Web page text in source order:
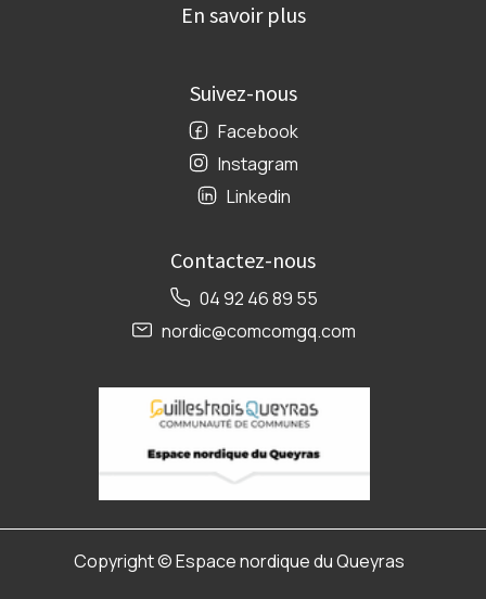
En savoir plus
Suivez-nous
Facebook
Instagram
Linkedin
Contactez-nous
04 92 46 89 55
nordic@comcomgq.com
Copyright ©Espace nordique du Queyras